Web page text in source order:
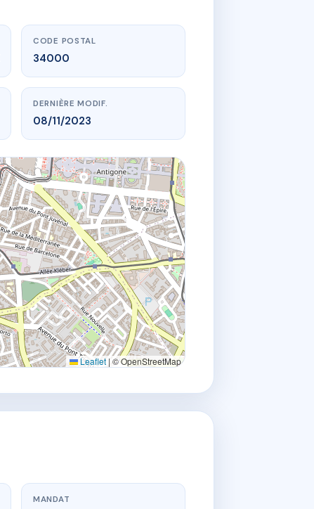
CODE POSTAL
34000
DERNIÈRE MODIF.
08/11/2023
Leaflet | © OpenStreetMap
MANDAT